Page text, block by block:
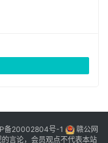
备20002804号-1
赣公网
言论，会员观点不代表本站